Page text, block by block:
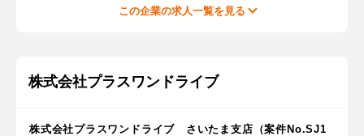
この企業の求人一覧を見る
株式会社プラスワンドライブ
株式会社プラスワンドライブ さいたま支店（案件No.SJ1